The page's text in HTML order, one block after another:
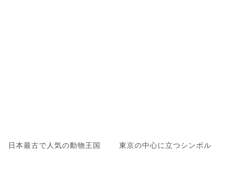
日本最古で人気の動物王国 東京の中心に立つシンボル